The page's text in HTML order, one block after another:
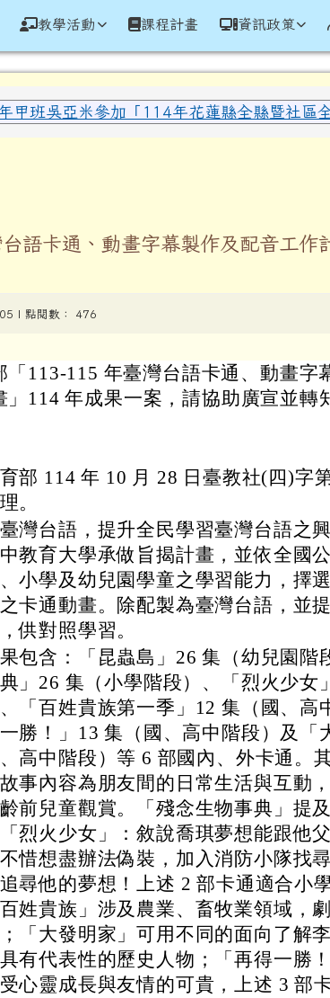
資訊網
教學活動 課程計畫 資訊政策
甲班吳亞米參加「114年花蓮縣全縣暨社
語卡通、動畫字幕製作及配音工作
| 點閱數： 476
「113-115 年臺灣台語卡通、動畫字
」114 年成果一案，請協助廣宣並轉
部 114 年 10 月 28 日臺教社(四)字
。
灣台語，提升全民學習臺灣台語之
教育大學承做旨揭計畫，並依全國
小學及幼兒園學童之學習能力，擇選
卡通動畫。除配製為臺灣台語，並
供對照學習。
包含：「昆蟲島」26 集（幼兒園階
」26 集（小學階段）、「烈火少女
「百姓貴族第一季」12 集（國、高
一勝！」13 集（國、高中階段）及「
高中階段）等 6 部國內、外卡通。
事內容為朋友間的日常生活與互動
前兒童觀賞。「殘念生物事典」提及
烈火少女」：敘說喬琪夢想能跟他
惜想盡辦法偽裝，加入消防小隊找
尋他的夢想！上述 2 部卡通適合小
姓貴族」涉及農業、畜牧業領域，
「大發明家」可用不同的面向了解
有代表性的歷史人物；「再得一勝
心靈成長與友情的可貴，上述 3 部